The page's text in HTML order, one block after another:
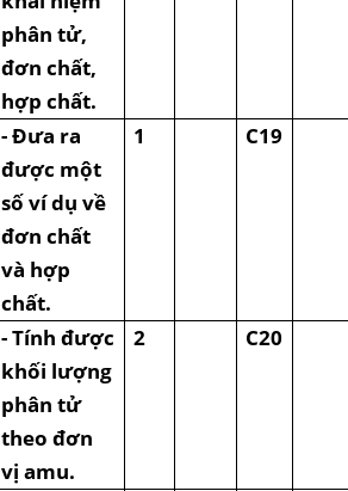
phân tử,
đơn chất,
hợp chất.
- Đưa ra
được một
số ví dụ về
đơn chất
và hợp
chất.
1 C19
- Tính được
khối lượng
phân tử
theo đơn
vị amu.
2 C20